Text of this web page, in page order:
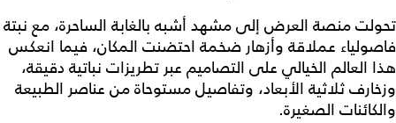
تحولت منصة العرض إلى مشهد أشبه بالغابة الساحرة، مع نبتة
فاصولياء عملاقة وأزهار ضخمة احتضنت المكان، فيما انعكس
هذا العالم الخيالي على التصاميم عبر تطريزات نباتية دقيقة،
وزخارف ثلاثية الأبعاد، وتفاصيل مستوحاة من عناصر الطبيعة
والكائنات الصغيرة.